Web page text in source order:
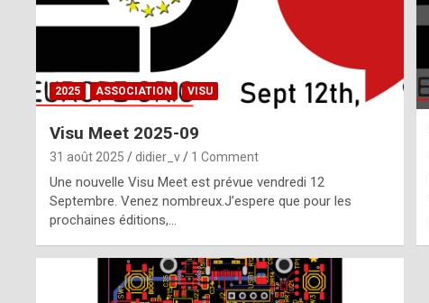
2025 ASSOCIATION VISU
Visu Meet 2025-09
31 août 2025 didier_v 1 Comment
Une nouvelle Visu Meet est prévue vendredi 12
Septembre. Venez nombreux.J’espere que pour les
prochaines éditions,…